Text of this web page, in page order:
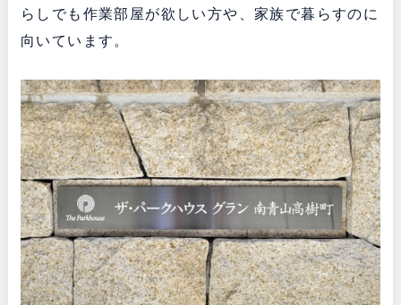
らしでも作業部屋が欲しい方や、家族で暮らすのに
向いています。